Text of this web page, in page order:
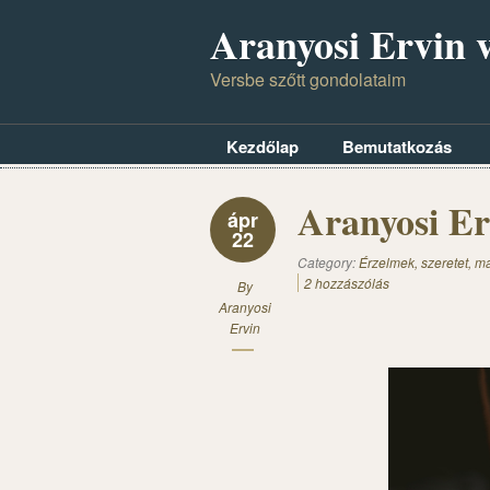
Aranyosi Ervin
Versbe szőtt gondolataim
Kezdőlap Bemutatkozás
ápr
22
By
Aranyosi
Ervin
Aranyosi
Category:Érzelmek, szeretet,
2 hozzászólás